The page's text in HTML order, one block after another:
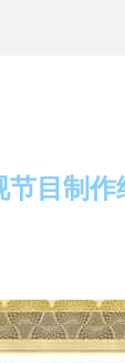
目制作